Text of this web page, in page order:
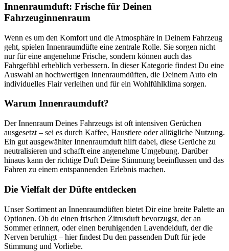
Innenraumduft: Frische für Deinen
Fahrzeuginnenraum
Wenn es um den Komfort und die Atmosphäre in Deinem Fahrzeug
geht, spielen Innenraumdüfte eine zentrale Rolle. Sie sorgen nicht
nur für eine angenehme Frische, sondern können auch das
Fahrgefühl erheblich verbessern. In dieser Kategorie findest Du eine
Auswahl an hochwertigen Innenraumdüften, die Deinem Auto ein
individuelles Flair verleihen und für ein Wohlfühlklima sorgen.
Warum Innenraumduft?
Der Innenraum Deines Fahrzeugs ist oft intensiven Gerüchen
ausgesetzt – sei es durch Kaffee, Haustiere oder alltägliche Nutzung.
Ein gut ausgewählter Innenraumduft hilft dabei, diese Gerüche zu
neutralisieren und schafft eine angenehme Umgebung. Darüber
hinaus kann der richtige Duft Deine Stimmung beeinflussen und das
Fahren zu einem entspannenden Erlebnis machen.
Die Vielfalt der Düfte entdecken
Unser Sortiment an Innenraumdüften bietet Dir eine breite Palette an
Optionen. Ob du einen frischen Zitrusduft bevorzugst, der an
Sommer erinnert, oder einen beruhigenden Lavendelduft, der die
Nerven beruhigt – hier findest Du den passenden Duft für jede
Stimmung und Vorliebe.